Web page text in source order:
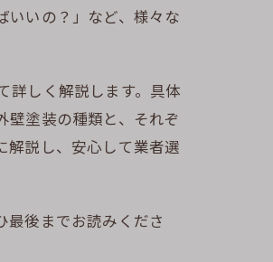
いいの？」など、様々な
詳しく解説します。具体
壁塗装の種類と、それぞ
解説し、安心して業者選
最後までお読みくださ